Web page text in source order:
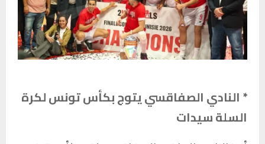
* النادي الصفاقسي يتوج بكأس تونس لكرة
السلة سيدات